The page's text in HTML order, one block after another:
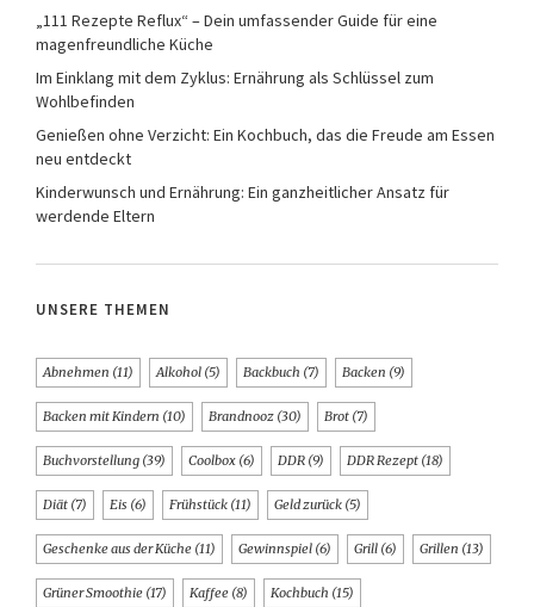
„111 Rezepte Reflux“ – Dein umfassender Guide für eine
magenfreundliche Küche
Im Einklang mit dem Zyklus: Ernährung als Schlüssel zum
Wohlbefinden
Genießen ohne Verzicht: Ein Kochbuch, das die Freude am Essen
neu entdeckt
Kinderwunsch und Ernährung: Ein ganzheitlicher Ansatz für
werdende Eltern
UNSERE THEMEN
Abnehmen (11) Alkohol (5) Backbuch (7) Backen (9)
Backen mit Kindern (10) Brandnooz (30) Brot (7)
Buchvorstellung (39) Coolbox (6) DDR (9) DDR Rezept (18)
Diät (7) Eis (6) Frühstück (11) Geld zurück (5)
Geschenke aus der Küche (11) Gewinnspiel (6) Grill (6) Grillen (13)
Grüner Smoothie (17) Kaffee (8) Kochbuch (15)